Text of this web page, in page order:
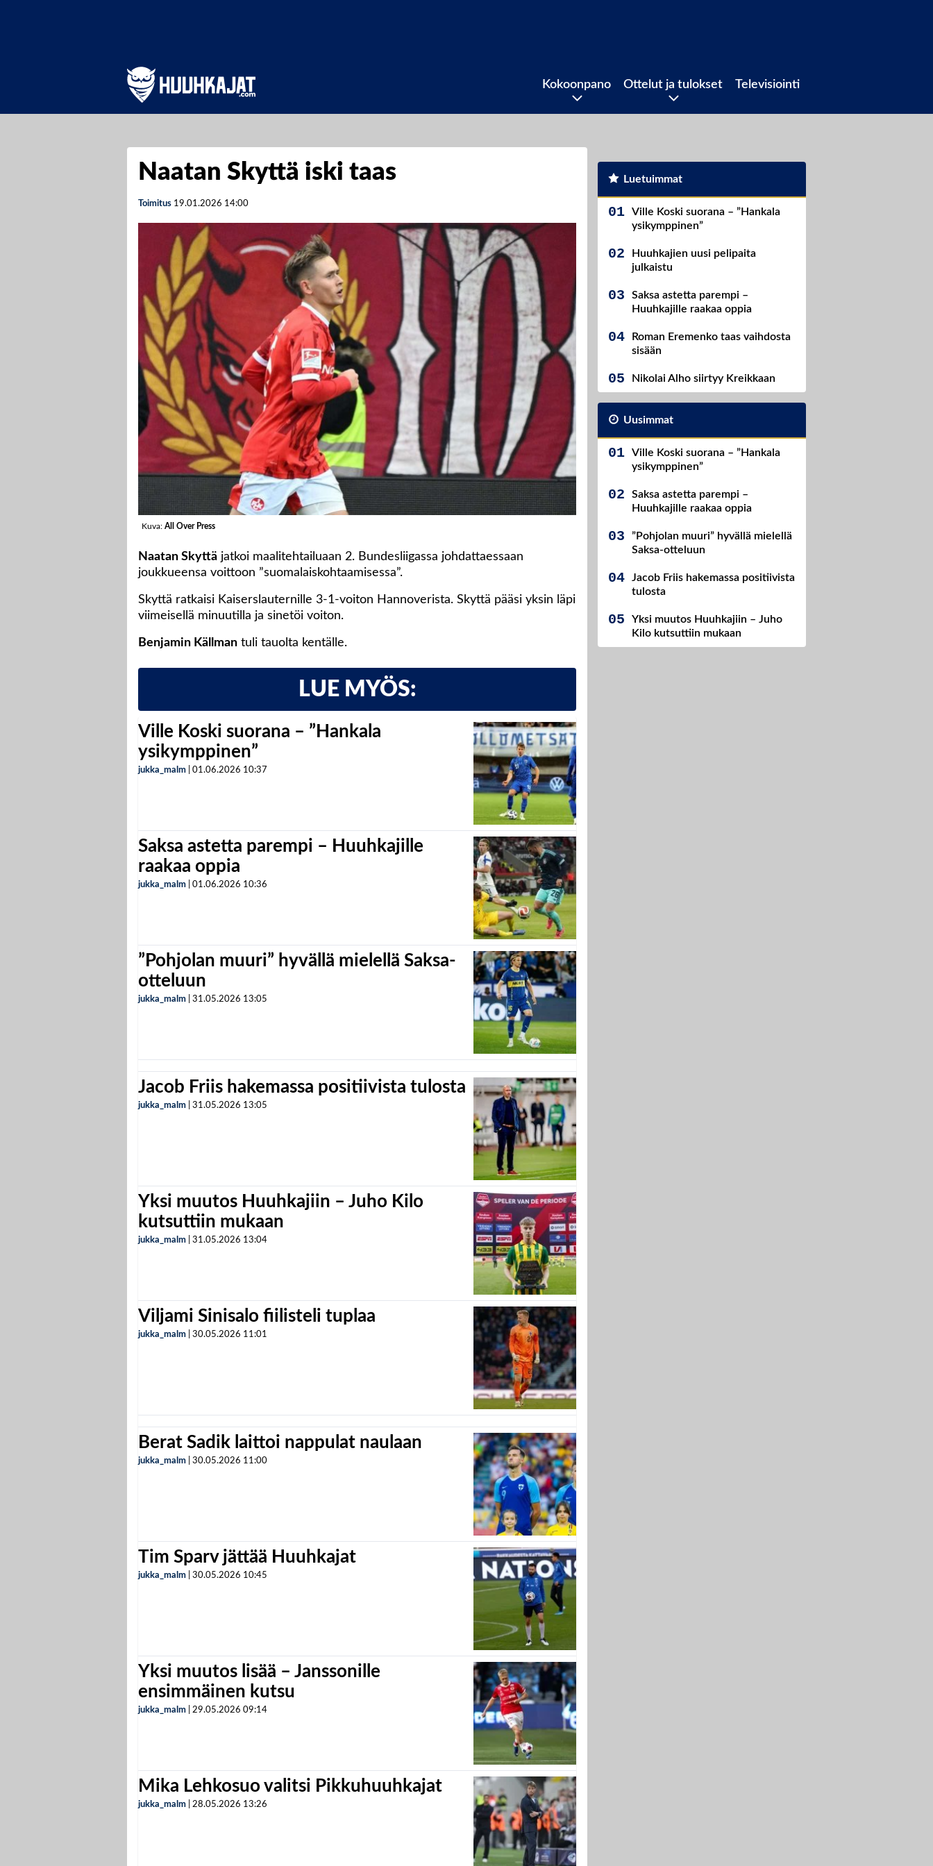
Kokoonpano Ottelut ja tulokset Televisiointi
Naatan Skyttä iski taas
Toimitus 19.01.2026 14:00
Kuva: All Over Press
Naatan Skyttä jatkoi maalitehtailuaan 2. Bundesliigassa johdattaessaan
joukkueensa voittoon ”suomalaiskohtaamisessa”.
Skyttä ratkaisi Kaiserslauternille 3-1-voiton Hannoverista. Skyttä pääsi yksin läpi
viimeisellä minuutilla ja sinetöi voiton.
Benjamin Källman tuli tauolta kentälle.
LUE MYÖS:
Ville Koski suorana – ”Hankala
ysikymppinen”
jukka_malm 01.06.2026 10:37
Saksa astetta parempi – Huuhkajille
raakaa oppia
jukka_malm 01.06.2026 10:36
”Pohjolan muuri” hyvällä mielellä Saksa-
otteluun
jukka_malm 31.05.2026 13:05
Jacob Friis hakemassa positiivista tulosta
jukka_malm 31.05.2026 13:05
Yksi muutos Huuhkajiin – Juho Kilo
kutsuttiin mukaan
jukka_malm 31.05.2026 13:04
Viljami Sinisalo fiilisteli tuplaa
jukka_malm 30.05.2026 11:01
Berat Sadik laittoi nappulat naulaan
jukka_malm 30.05.2026 11:00
Tim Sparv jättää Huuhkajat
jukka_malm 30.05.2026 10:45
Yksi muutos lisää – Janssonille
ensimmäinen kutsu
jukka_malm 29.05.2026 09:14
Mika Lehkosuo valitsi Pikkuhuuhkajat
jukka_malm 28.05.2026 13:26
Luetuimmat
Ville Koski suorana – ”Hankala
ysikymppinen”
Huuhkajien uusi pelipaita
julkaistu
Saksa astetta parempi –
Huuhkajille raakaa oppia
Roman Eremenko taas vaihdosta
sisään
Nikolai Alho siirtyy Kreikkaan
Uusimmat
Ville Koski suorana – ”Hankala
ysikymppinen”
Saksa astetta parempi –
Huuhkajille raakaa oppia
”Pohjolan muuri” hyvällä mielellä
Saksa-otteluun
Jacob Friis hakemassa positiivista
tulosta
Yksi muutos Huuhkajiin – Juho
Kilo kutsuttiin mukaan